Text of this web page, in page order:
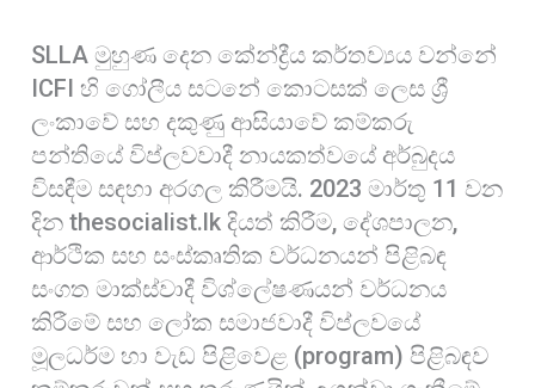
SLLA මුහුණ දෙන කේන්ද්‍රීය කර්තව්‍යය වන්නේ
ICFI හි ගෝලීය සටනේ කොටසක් ලෙස ශ්‍රී
ලංකාවේ සහ දකුණු ආසියාවේ කම්කරු
පන්තියේ විප්ලවවාදී නායකත්වයේ අර්බුදය
විසඳීම සඳහා අරගල කිරීමයි. 2023 මාර්තු 11 වන
දින thesocialist.lk දියත් කිරීම, දේශපාලන,
ආර්ථික සහ සංස්කෘතික වර්ධනයන් පිළිබඳ
සංගත මාක්ස්වාදී විශ්ලේෂණයන් වර්ධනය
කිරීමේ සහ ලෝක සමාජවාදී විප්ලවයේ
මූලධර්ම හා වැඩ පිළිවෙළ (program) පිළිබඳව